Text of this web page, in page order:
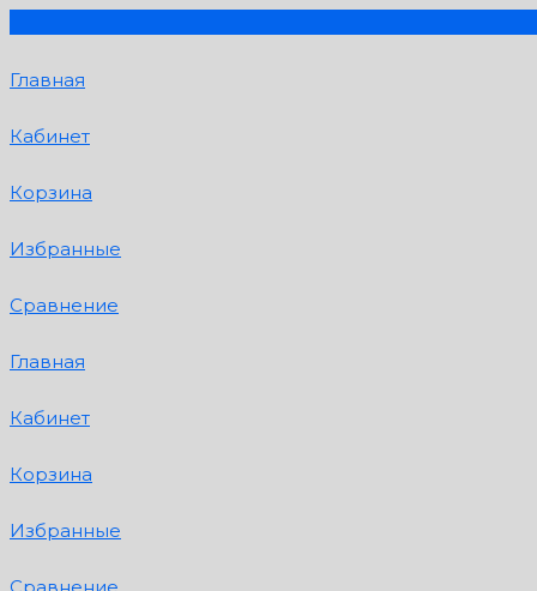
Главная
Кабинет
Корзина
Избранные
Сравнение
Главная
Кабинет
Корзина
Избранные